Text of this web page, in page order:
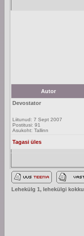
Autor
Devostator
Liitunud: 7 Sept 2007
Postitusi: 91
Asukoht: Tallinn
Tagasi üles
Lehekülg 1, lehekülgi kokku